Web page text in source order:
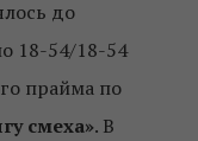
до
18-54/18-54
прайма по
смеха». В